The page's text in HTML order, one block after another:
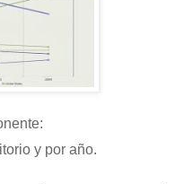
y por año.